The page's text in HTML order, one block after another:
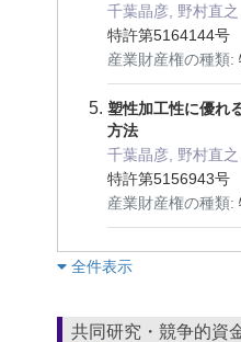
千葉晶彦, 野村直之
特許第5164144号
産業財産権の種類:
塑性加工性に優れ
方法
千葉晶彦, 野村直之
特許第5156943号
産業財産権の種類:
︎全件表示
共同研究・競争的資